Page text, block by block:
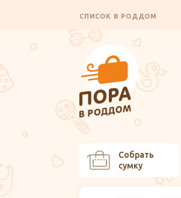
СПИСОК В РОДДОМ
Собрать
сумку